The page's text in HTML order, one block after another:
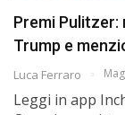
Premi
Trump e
Luca Ferraro
Leggi in app